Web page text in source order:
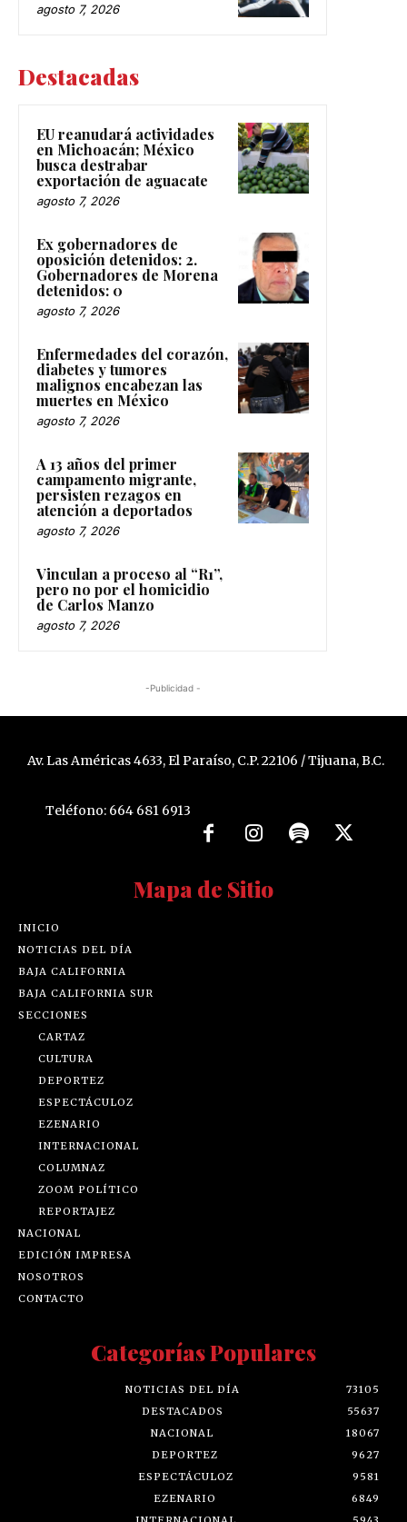
agosto 7, 2026
Destacadas
EU reanudará actividades
en Michoacán; México
busca destrabar
exportación de aguacate
agosto 7, 2026
Ex gobernadores de
oposición detenidos: 2.
Gobernadores de Morena
detenidos: 0
agosto 7, 2026
Enfermedades del corazón,
diabetes y tumores
malignos encabezan las
muertes en México
agosto 7, 2026
A 13 años del primer
campamento migrante,
persisten rezagos en
atención a deportados
agosto 7, 2026
Vinculan a proceso al “R1”,
pero no por el homicidio
de Carlos Manzo
agosto 7, 2026
-Publicidad -
Av. Las Américas 4633, El Paraíso, C.P. 22106 / Tijuana, B.C.
Teléfono: 664 681 6913
Mapa de Sitio
INICIO
NOTICIAS DEL DÍA
BAJA CALIFORNIA
BAJA CALIFORNIA SUR
SECCIONES
CARTAZ
CULTURA
DEPORTEZ
ESPECTÁCULOZ
EZENARIO
INTERNACIONAL
COLUMNAZ
ZOOM POLÍTICO
REPORTAJEZ
NACIONAL
EDICIÓN IMPRESA
NOSOTROS
CONTACTO
Categorías Populares
NOTICIAS DEL DÍA
73105
DESTACADOS
55637
NACIONAL
18067
DEPORTEZ
9627
ESPECTÁCULOZ
9581
EZENARIO
6849